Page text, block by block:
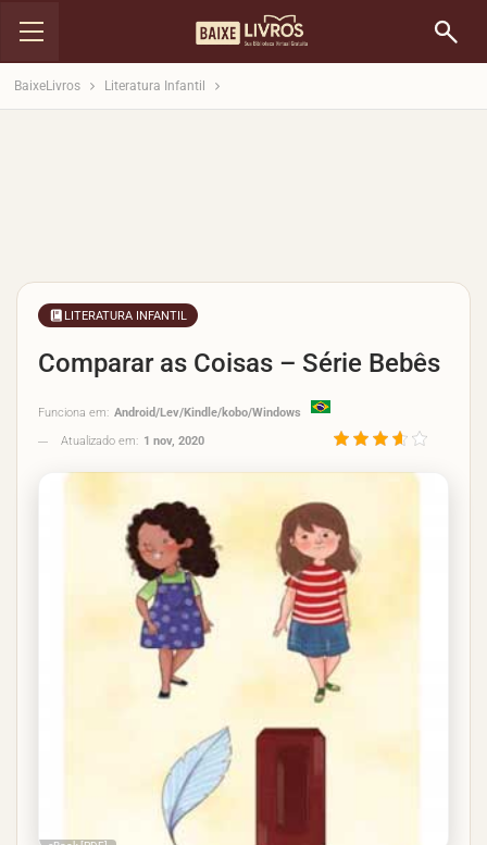
BaixeLivros Literatura Infantil
LITERATURA INFANTIL
Comparar as Coisas – Série Bebês
Funciona em: Android/Lev/Kindle/kobo/Windows
Atualizado em: 1 nov, 2020